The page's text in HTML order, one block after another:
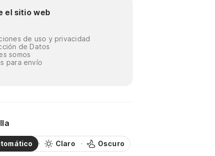
el sitio web
de uso y privacidad
de Datos
somos
para envío
Claro Oscuro